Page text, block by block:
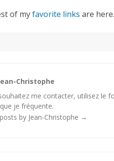
of myfavorite links are here.
Christophe
me contacter, utilisez le
que je fréquente.
by Jean-Christophe →